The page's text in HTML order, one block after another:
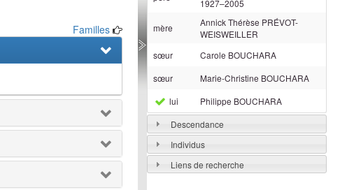
Familles
1927–2005
mère Annick Thérèse PRÉVOT-
WEISWEILLER
sœur
Carole BOUCHARA
sœur
Marie-Christine BOUCHARA
lui
Philippe BOUCHARA
Descendance
Individus
Liens de recherche